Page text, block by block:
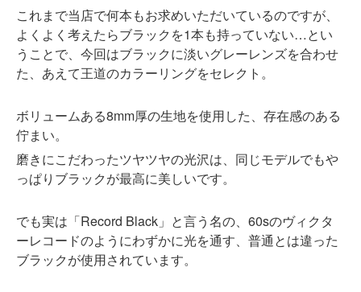
これまで当店で何本もお求めいただいているのですが、
よくよく考えたらブラックを1本も持っていない…とい
うことで、今回はブラックに淡いグレーレンズを合わせ
た、あえて王道のカラーリングをセレクト。
ボリュームある8mm厚の生地を使用した、存在感のある
佇まい。
磨きにこだわったツヤツヤの光沢は、同じモデルでもや
っぱりブラックが最高に美しいです。
でも実は「Record Black」と言う名の、60sのヴィクタ
ーレコードのようにわずかに光を通す、普通とは違った
ブラックが使用されています。